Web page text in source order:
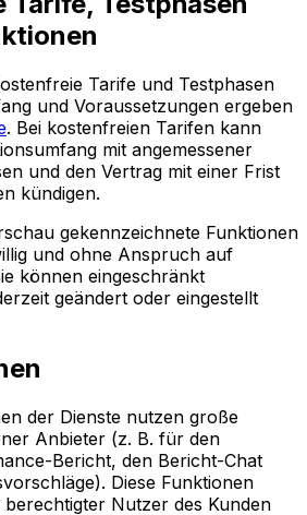
Tarife und Testphasen
und Voraussetzungen ergeben
. Bei kostenfreien Tarifen kann
mit angemessener
und den Vertrag mit einer Frist
kündigen.
gekennzeichnete Funktionen
und ohne Anspruch auf
können eingeschränkt
geändert oder eingestellt
der Dienste nutzen große
Anbieter (z. B. für den
Bericht, den Bericht-Chat
Diese Funktionen
Nutzer des Kunden